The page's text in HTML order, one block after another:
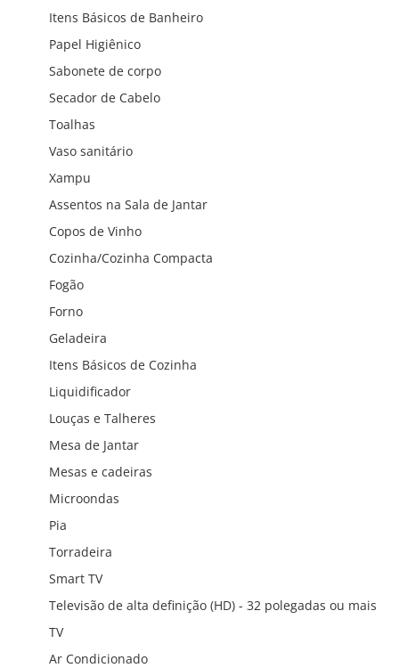
Itens Básicos de Banheiro
Papel Higiênico
Sabonete de corpo
Secador de Cabelo
Toalhas
Vaso sanitário
Xampu
Assentos na Sala de Jantar
Copos de Vinho
Cozinha/Cozinha Compacta
Fogão
Forno
Geladeira
Itens Básicos de Cozinha
Liquidificador
Louças e Talheres
Mesa de Jantar
Mesas e cadeiras
Microondas
Pia
Torradeira
Smart TV
Televisão de alta definição (HD) - 32 polegadas ou mais
TV
Ar Condicionado